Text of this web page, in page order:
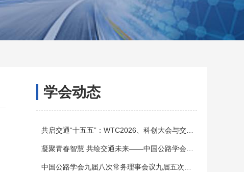
学会动态